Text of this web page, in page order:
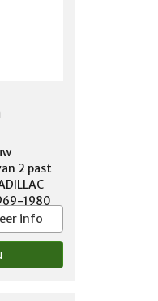
2 past
1980
GMC
2000
1992
info